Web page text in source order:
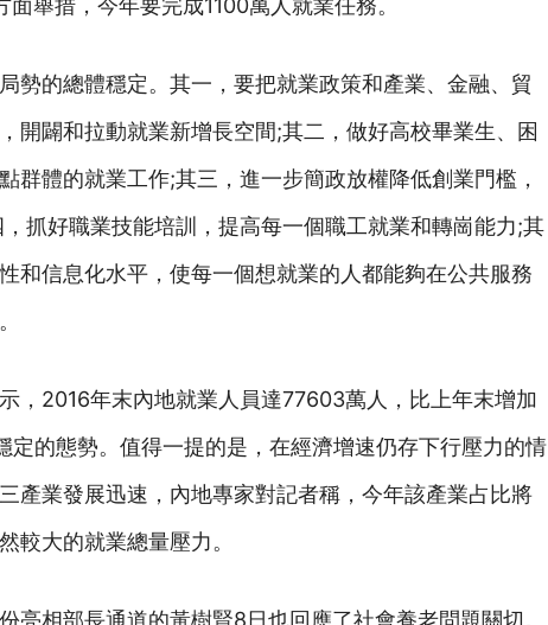
舉措，今年要完成1100萬人就業任務。
勢的總體穩定。其一，要把就業政策和產業、金融、貿
開闢和拉動就業新增長空間;其二，做好高校畢業生、困
群體的就業工作;其三，進一步簡政放權降低創業門檻，
抓好職業技能培訓，提高每一個職工就業和轉崗能力;其
和信息化水平，使每一個想就業的人都能夠在公共服務
，2016年末內地就業人員達77603萬人，比上年末增加
定的態勢。值得一提的是，在經濟增速仍存下行壓力的情
產業發展迅速，內地專家對記者稱，今年該產業占比將
較大的就業總量壓力。
亮相部長通道的黃樹賢8日也回應了社會養老問題關切。